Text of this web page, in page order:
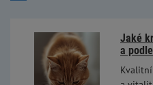
Jaké
a